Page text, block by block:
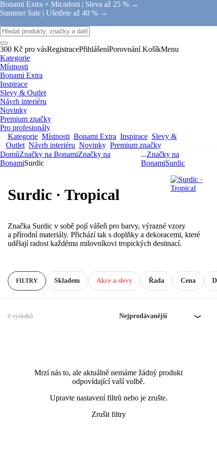
Bonami Extra × Micadoni | Sleva až 25 % →
Summer Sale | Ušetřete až 40 % →
300 Kč pro vásRegistracePřihlášeníPorovnání KošíkMenu
Kategorie
Místnosti
Bonami Extra
Inspirace
Slevy & Outlet
Návrh interiéru
Novinky
Premium značky
Pro profesionály
Kategorie Místnosti Bonami Extra Inspirace Slevy &
Outlet Návrh interiéru Novinky Premium značky
DomůZnačky na BonamiZnačky na
BonamiSurdic
...Značky na
BonamiSurdic
Surdic · Tropical
Značka Surdic v sobě pojí vášeň pro barvy, výrazné vzory
a přírodní materiály. Přichází tak s doplňky a dekoracemi, které
udělají radost každému milovníkovi tropických destinací.
FILTRY Skladem Akce a slevy Řada Cena
0 výsledků Nejprodávanější
Mrzí nás to, ale aktuálně nemáme žádný produkt
odpovídající vaší volbě.
Upravte nastavení filtrů nebo je zrušte.
Zrušit filtry